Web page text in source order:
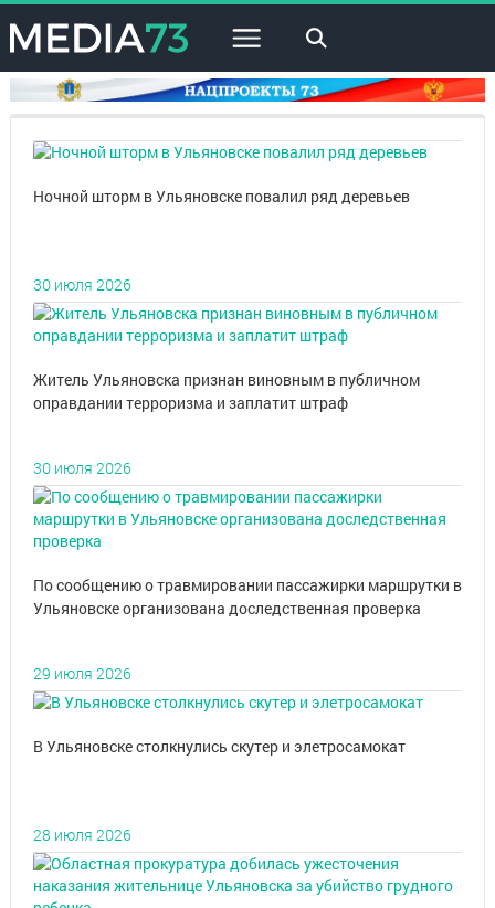
×
Ночной шторм в Ульяновске повалил ряд деревьев
30 июля 2026
Житель Ульяновска признан виновным в публичном
оправдании терроризма и заплатит штраф
30 июля 2026
По сообщению о травмировании пассажирки маршрутки в
Ульяновске организована доследственная проверка
29 июля 2026
В Ульяновске столкнулись скутер и элетросамокат
28 июля 2026